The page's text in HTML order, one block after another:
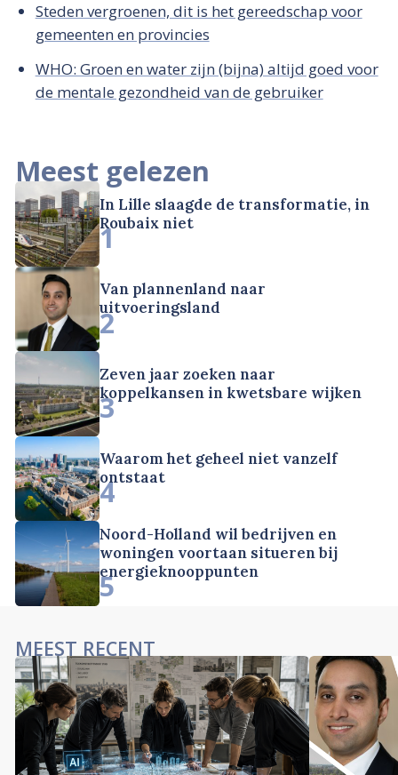
Steden vergroenen, dit is het gereedschap voor
gemeenten en provincies
WHO: Groen en water zijn (bijna) altijd goed voor
de mentale gezondheid van de gebruiker
Meest gelezen
In Lille slaagde de transformatie, in
Roubaix niet
1
Van plannenland naar
uitvoeringsland
2
Zeven jaar zoeken naar
koppelkansen in kwetsbare wijken
3
Waarom het geheel niet vanzelf
ontstaat
4
Noord-Holland wil bedrijven en
woningen voortaan situeren bij
energieknooppunten
5
MEEST RECENT